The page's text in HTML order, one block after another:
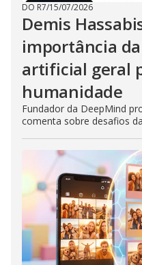
DO R7/15/07/2026
Demis
importância
artificial geral
humanidade
Fundador da DeepMind
comenta sobre desafios